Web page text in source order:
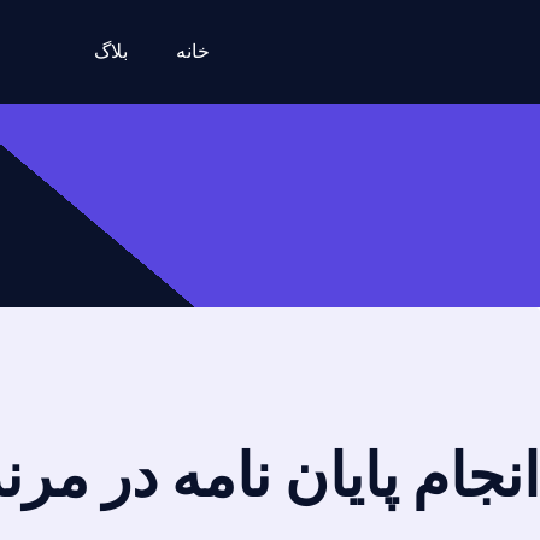
خانه بلاگ
انجام پایان نامه در